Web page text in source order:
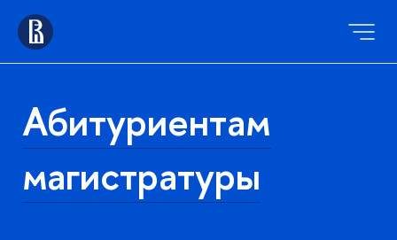
Абитуриентам
магистратуры